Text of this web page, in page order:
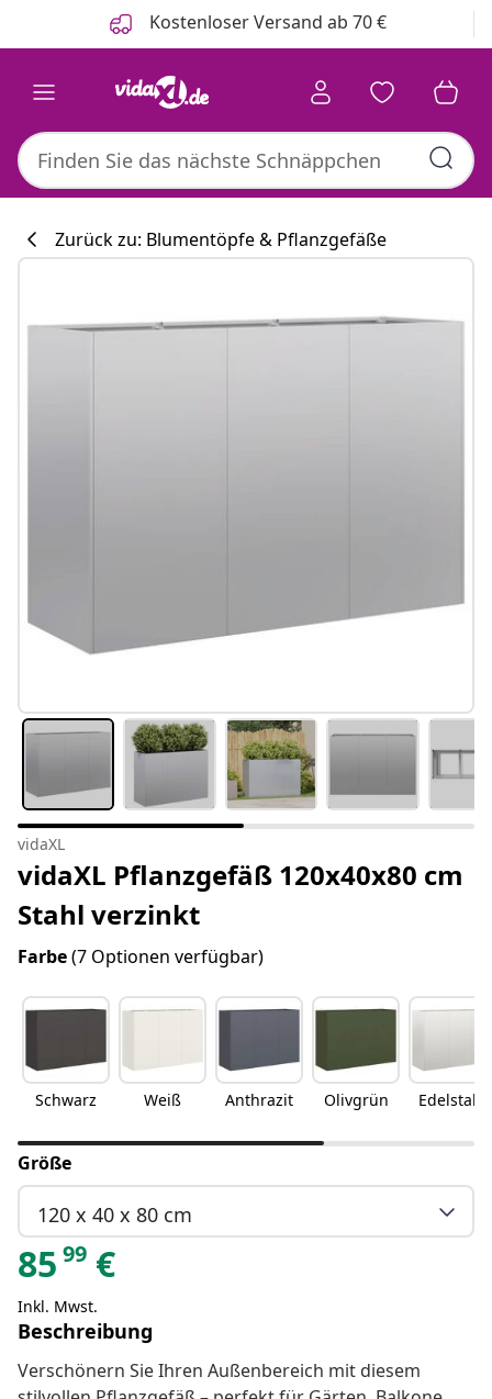
Kostenloser Versand ab 70 €
Zurück zu: Blumentöpfe & Pflanzgefäße
vidaXL
vidaXL Pflanzgefäß 120x40x80 cm
Stahl verzinkt
Farbe(7 Optionen verfügbar)
Schwarz Weiß Anthrazit Olivgrün Edelstahl
Größe
120 x 40 x 80 cm
85 99 €
Inkl. Mwst.
Beschreibung
Verschönern Sie Ihren Außenbereich mit diesem